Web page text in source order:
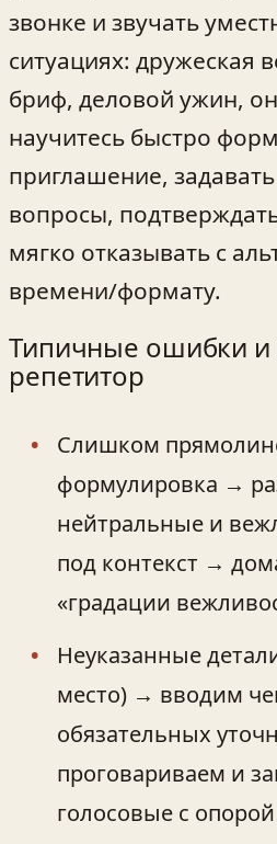
звонке и звучать
ситуациях: дружеская
бриф, деловой ужин,
научитесь быстро
приглашение,
вопросы,
мягко отказывать с
времени/формату.
Типичные ошибки и
репетитор
Слишком
формулировка →
нейтральные и
под контекст →
«градации
Неуказанные
место) → вводим
обязательных
проговариваем и
голосовые с